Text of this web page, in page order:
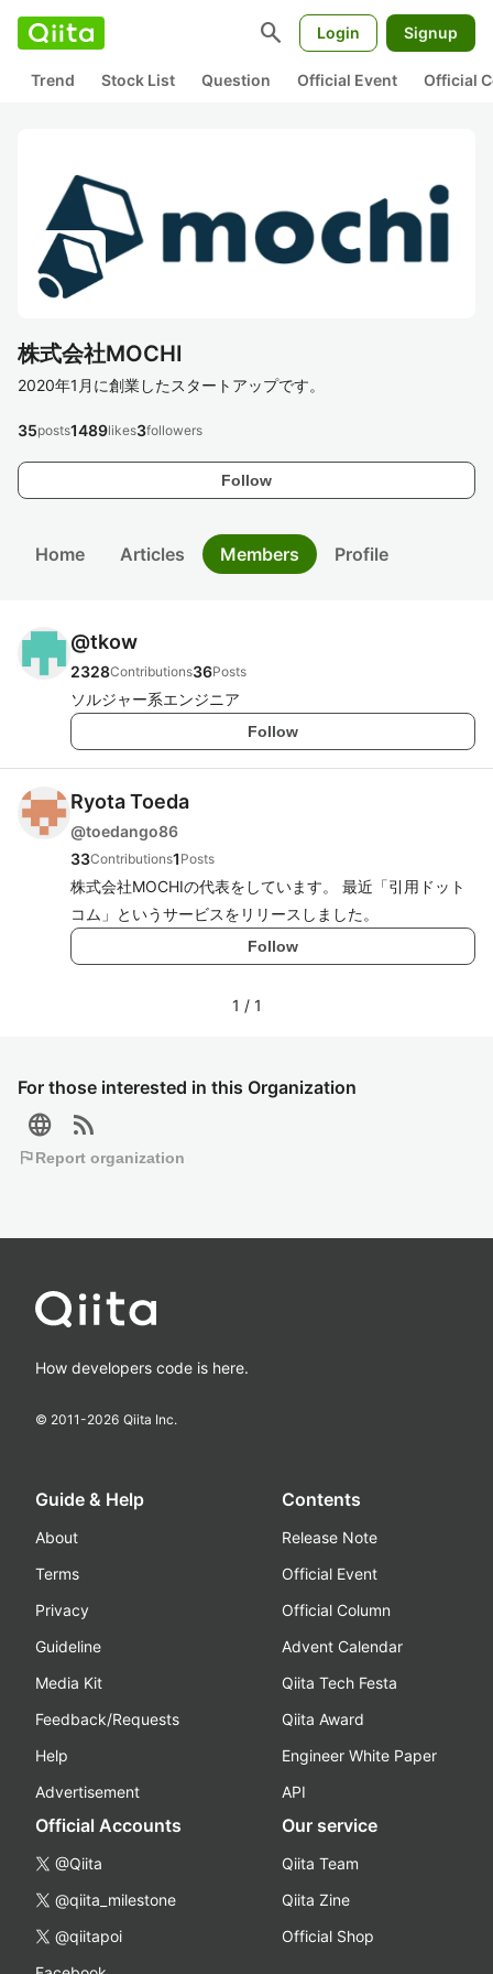
search Login Signup
Trend Stock List Question Official Event Official
株式会社MOCHI
2020年1月に創業したスタートアップです。
Follow
35posts1489likes3followers
For those interested in this Organization
language rss_feed
flagReport organization
Home Articles Members Profile
@tkow
2328Contributions36Posts
ソルジャー系エンジニア
Follow
Ryota Toeda
@toedango86
33Contributions1 Posts
株式会社MOCHIの代表をしています。 最近「引用ドット
コム」というサービスをリリースしました。
Follow
1 / 1
How developers code is here.
© 2011-2026 Qiita Inc.
Guide & Help
About
Terms
Privacy
Guideline
Media Kit
Feedback/Requests
Help
Advertisement
Contents
Release Note
Official Event
Official Column
Advent Calendar
Qiita Tech Festa
Qiita Award
Engineer White Paper
API
Official Accounts
@Qiita
@qiita_milestone
@qiitapoi
Our service
Qiita Team
Qiita Zine
Official Shop